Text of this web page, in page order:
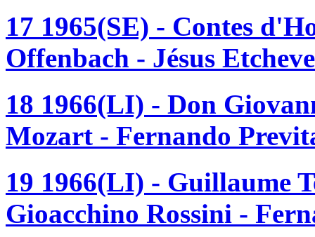
17 1965(SE) - Contes
Offenbach - Jésus
18 1966(LI) - Don
Mozart - Fernando
19 1966(LI) - Guillaume
Gioacchino Rossini -